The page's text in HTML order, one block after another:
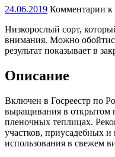
24.06.2019 Комментарии к
Низкорослый сорт,
внимания. Можно
результат показывает в
Описание
Включен в Госреестр по
выращивания в открытом
пленочных теплицах.
участков, приусадебных
использования в свежем